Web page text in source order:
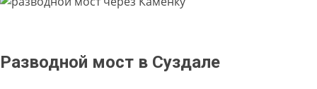
Разводной мост в Суздале